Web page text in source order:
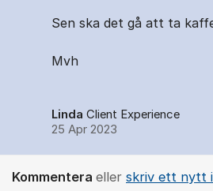
Sen ska det gå att ta
Mvh
Linda Client Experience
25 Apr 2023
Kommentera eller skriv ett nytt